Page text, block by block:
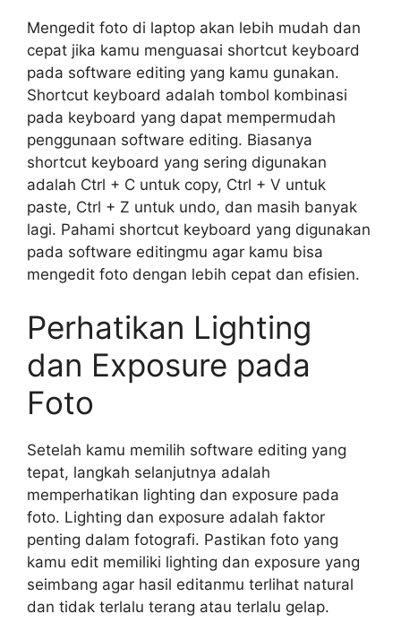
Mengedit foto di laptop akan lebih mudah dan
cepat jika kamu menguasai shortcut keyboard
pada software editing yang kamu gunakan.
Shortcut keyboard adalah tombol kombinasi
pada keyboard yang dapat mempermudah
penggunaan software editing. Biasanya
shortcut keyboard yang sering digunakan
adalah Ctrl + C untuk copy, Ctrl + V untuk
paste, Ctrl + Z untuk undo, dan masih banyak
lagi. Pahami shortcut keyboard yang digunakan
pada software editingmu agar kamu bisa
mengedit foto dengan lebih cepat dan efisien.
Perhatikan Lighting
dan Exposure pada
Foto
Setelah kamu memilih software editing yang
tepat, langkah selanjutnya adalah
memperhatikan lighting dan exposure pada
foto. Lighting dan exposure adalah faktor
penting dalam fotografi. Pastikan foto yang
kamu edit memiliki lighting dan exposure yang
seimbang agar hasil editanmu terlihat natural
dan tidak terlalu terang atau terlalu gelap.